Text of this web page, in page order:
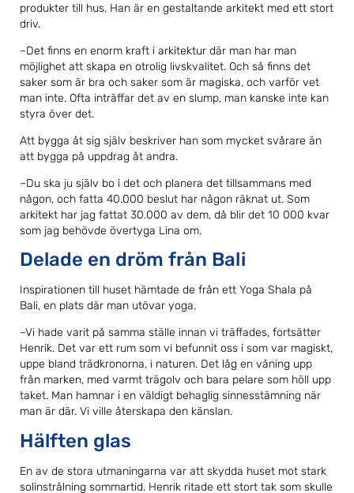
produkter till hus. Han är en gestaltande arkitekt med ett stort
driv.
–Det finns en enorm kraft i arkitektur där man har man
möjlighet att skapa en otrolig livskvalitet. Och så finns det
saker som är bra och saker som är magiska, och varför vet
man inte. Ofta inträffar det av en slump, man kanske inte kan
styra över det.
Att bygga åt sig själv beskriver han som mycket svårare än
att bygga på uppdrag åt andra.
–Du ska ju själv bo i det och planera det tillsammans med
någon, och fatta 40.000 beslut har någon räknat ut. Som
arkitekt har jag fattat 30.000 av dem, då blir det 10 000 kvar
som jag behövde övertyga Lina om.
Delade en dröm från Bali
Inspirationen till huset hämtade de från ett Yoga Shala på
Bali, en plats där man utövar yoga.
–Vi hade varit på samma ställe innan vi träffades, fortsätter
Henrik. Det var ett rum som vi befunnit oss i som var magiskt,
uppe bland trädkronorna, i naturen. Det låg en våning upp
från marken, med varmt trägolv och bara pelare som höll upp
taket. Man hamnar i en väldigt behaglig sinnesstämning när
man är där. Vi ville återskapa den känslan.
Hälften glas
En av de stora utmaningarna var att skydda huset mot stark
solinstrålning sommartid. Henrik ritade ett stort tak som skulle